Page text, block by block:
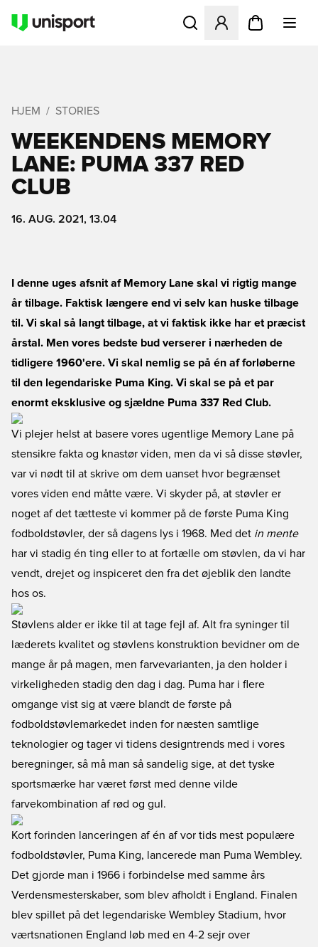
Åbner en Modal til at
HJEM STORIES
WEEKENDENS MEMORY
LANE: PUMA 337 RED
CLUB
16. AUG. 2021, 13.04
I denne uges afsnit af Memory Lane skal vi rigtig mange
år tilbage. Faktisk længere end vi selv kan huske tilbage
til. Vi skal så langt tilbage, at vi faktisk ikke har et præcist
årstal. Men vores bedste bud verserer i nærheden de
tidligere 1960'ere. Vi skal nemlig se på én af forløberne
til den legendariske Puma King. Vi skal se på et par
enormt eksklusive og sjældne Puma 337 Red Club.
Vi plejer helst at basere vores ugentlige Memory Lane på
stensikre fakta og knastør viden, men da vi så disse støvler,
var vi nødt til at skrive om dem uanset hvor begrænset
vores viden end måtte være. Vi skyder på, at støvler er
noget af det tætteste vi kommer på de første Puma King
fodboldstøvler, der så dagens lys i 1968. Med det in mente
har vi stadig én ting eller to at fortælle om støvlen, da vi har
vendt, drejet og inspiceret den fra det øjeblik den landte
hos os.
Støvlens alder er ikke til at tage fejl af. Alt fra syninger til
læderets kvalitet og støvlens konstruktion bevidner om de
mange år på magen, men farvevarianten, ja den holder i
virkeligheden stadig den dag i dag. Puma har i flere
omgange vist sig at være blandt de første på
fodboldstøvlemarkedet inden for næsten samtlige
teknologier og tager vi tidens designtrends med i vores
beregninger, så må man så sandelig sige, at det tyske
sportsmærke har været først med denne vilde
farvekombination af rød og gul.
Kort forinden lanceringen af én af vor tids mest populære
fodboldstøvler, Puma King, lancerede man Puma Wembley.
Det gjorde man i 1966 i forbindelse med samme års
Verdensmesterskaber, som blev afholdt i England. Finalen
blev spillet på det legendariske Wembley Stadium, hvor
værtsnationen England løb med en 4-2 sejr over